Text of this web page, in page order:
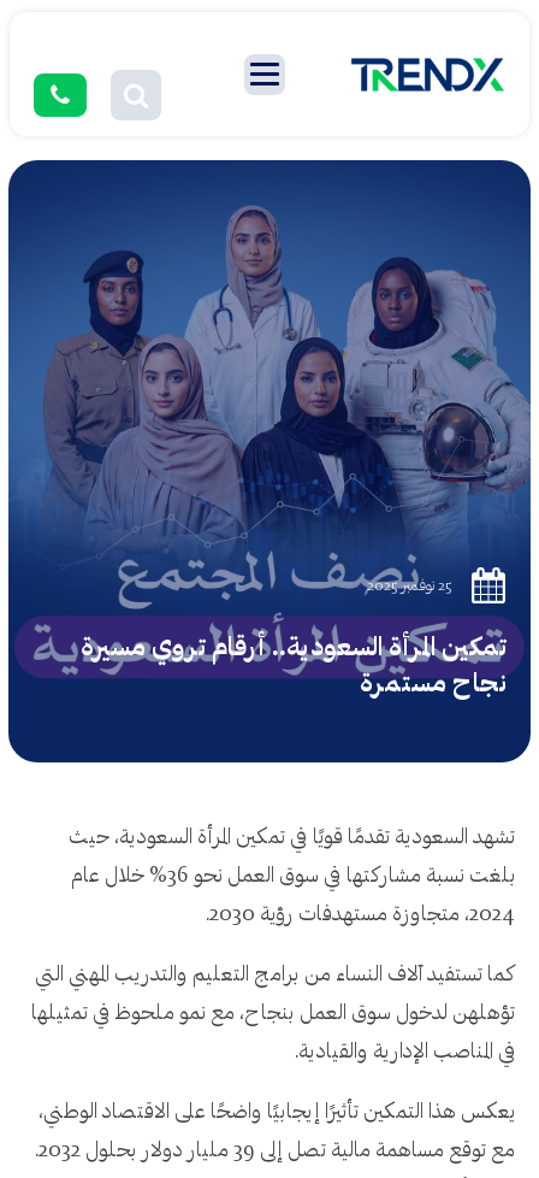
25 نوفمبر 2025
تمكين المرأة السعودية.. أرقام تروي مسيرة
نجاح مستمرة
تشهد السعودية تقدمًا قويًا في تمكين المرأة السعودية، حيث
بلغت نسبة مشاركتها في سوق العمل نحو 36% خلال عام
2024، متجاوزة مستهدفات رؤية 2030.
كما تستفيد آلاف النساء من برامج التعليم والتدريب المهني التي
تؤهلهن لدخول سوق العمل بنجاح، مع نمو ملحوظ في تمثيلها
في المناصب الإدارية والقيادية.
يعكس هذا التمكين تأثيرًا إيجابيًا واضحًا على الاقتصاد الوطني،
مع توقع مساهمة مالية تصل إلى 39 مليار دولار بحلول 2032.